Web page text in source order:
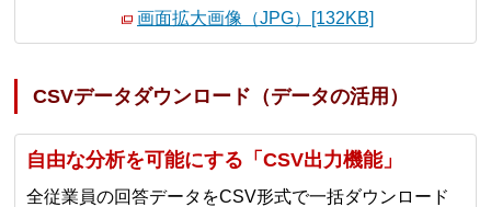
画面拡大画像（JPG）[132KB]
CSVデータダウンロード（データの活用）
自由な分析を可能にする「CSV出力機能」
全従業員の回答データをCSV形式で一括ダウンロード